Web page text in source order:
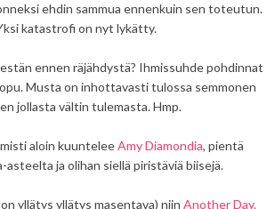
ehdin sammua ennenkuin sen toteutun.
katastrofi on nyt lykätty.
ennen räjähdystä? Ihmissuhde pohdinnat
Musta on inhottavasti tulossa semmonen
jollasta vältin tulemasta. Hmp.
aloin kuunteleeAmy Diamondia, pientä
asteelta ja olihan siellä piristäviä biisejä.
yllätys yllätys masentava) niin Another Day.